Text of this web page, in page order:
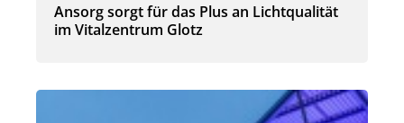
Ansorg sorgt für das Plus an Lichtqualität
im Vitalzentrum Glotz